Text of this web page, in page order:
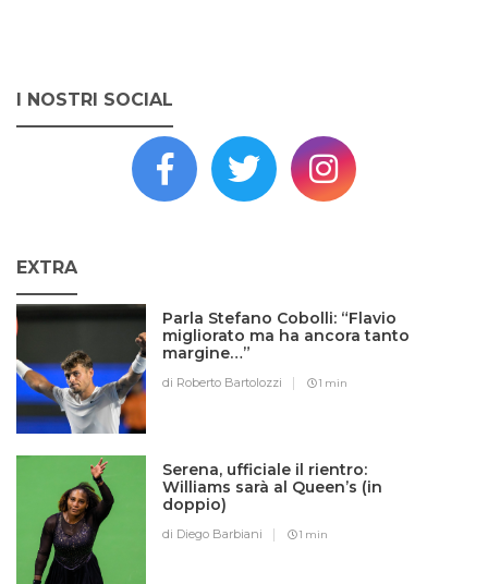
I NOSTRI SOCIAL
EXTRA
Parla Stefano Cobolli: “Flavio
migliorato ma ha ancora tanto
margine…”
di Roberto Bartolozzi 1 min
Serena, ufficiale il rientro:
Williams sarà al Queen’s (in
doppio)
di Diego Barbiani 1 min